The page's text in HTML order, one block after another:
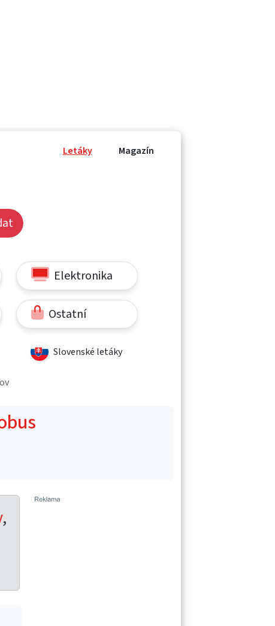
Letáky Magazín
Elektronika
Ostatní
Slovenské letáky
,